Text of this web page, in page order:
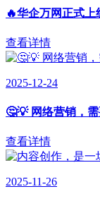
🔥华企万网正式
查看详情
2025-12-24
🤔💡 网络营销，
查看详情
2025-11-26